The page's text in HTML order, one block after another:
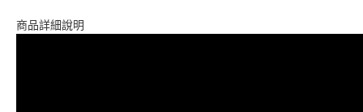
商品詳細說明